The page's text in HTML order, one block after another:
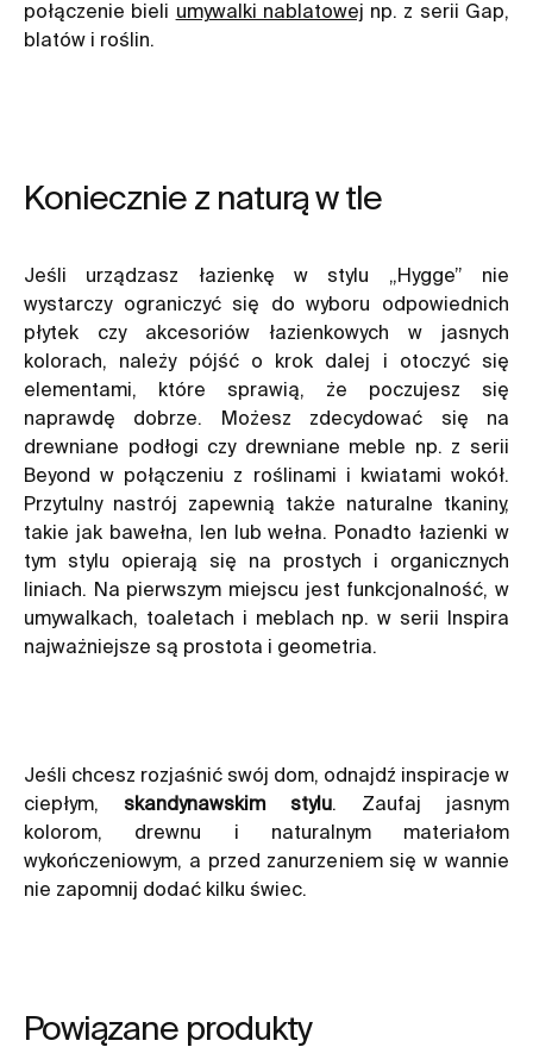
połączenie bieli umywalki nablatowej np. z serii Gap,
blatów i roślin.
Koniecznie z naturą w tle
Jeśli urządzasz łazienkę w stylu „Hygge” nie
wystarczy ograniczyć się do wyboru odpowiednich
płytek czy akcesoriów łazienkowych w jasnych
kolorach, należy pójść o krok dalej i otoczyć się
elementami, które sprawią, że poczujesz się
naprawdę dobrze. Możesz zdecydować się na
drewniane podłogi czy drewniane meble np. z serii
Beyond w połączeniu z roślinami i kwiatami wokół.
Przytulny nastrój zapewnią także naturalne tkaniny,
takie jak bawełna, len lub wełna. Ponadto łazienki w
tym stylu opierają się na prostych i organicznych
liniach. Na pierwszym miejscu jest funkcjonalność, w
umywalkach, toaletach i meblach np. w serii Inspira
najważniejsze są prostota i geometria.
Jeśli chcesz rozjaśnić swój dom, odnajdź inspiracje w
ciepłym, skandynawskim stylu . Zaufaj jasnym
kolorom, drewnu i naturalnym materiałom
wykończeniowym, a przed zanurzeniem się w wannie
nie zapomnij dodać kilku świec.
Powiązane produkty